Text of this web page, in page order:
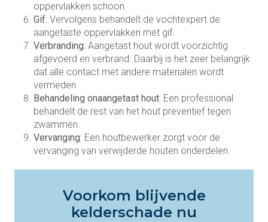
oppervlakken schoon.
Gif: Vervolgens behandelt de vochtexpert de
aangetaste oppervlakken met gif.
Verbranding: Aangetast hout wordt voorzichtig
afgevoerd en verbrand. Daarbij is het zeer belangrijk
dat alle contact met andere materialen wordt
vermeden.
Behandeling onaangetast hout: Een professional
behandelt de rest van het hout preventief tegen
zwammen.
Vervanging: Een houtbewerker zorgt voor de
vervanging van verwijderde houten onderdelen.
Voorkom blijvende
kelderschade nu